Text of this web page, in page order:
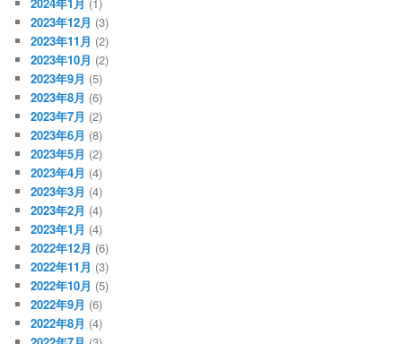
2023年12月 (3)
2023年11月 (2)
2023年10月 (2)
2023年9月 (5)
2023年8月 (6)
2023年7月 (2)
2023年6月 (8)
2023年5月 (2)
2023年4月 (4)
2023年3月 (4)
2023年2月 (4)
2023年1月 (4)
2022年12月 (6)
2022年11月 (3)
2022年10月 (5)
2022年9月 (6)
2022年8月 (4)